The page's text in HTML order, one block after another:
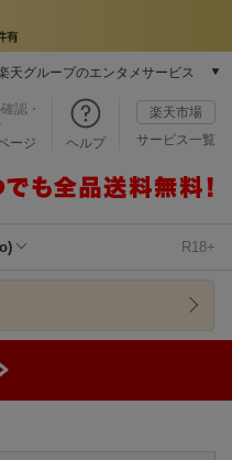
天グループのエンタメサービス
本/ゲーム/CD/DVD
楽天ブックス
楽天Kobo
認・
ージ
ヘルプ
楽天市場
サービス一覧
R18+